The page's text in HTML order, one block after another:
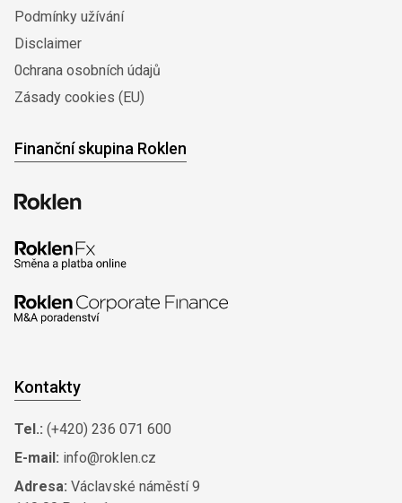
Podmínky užívání
Disclaimer
0chrana osobních údajů
Zásady cookies (EU)
Finanční skupina Roklen
Kontakty
Tel.: (+420) 236 071 600
E-mail: info@roklen.cz
Adresa: Václavské náměstí 9